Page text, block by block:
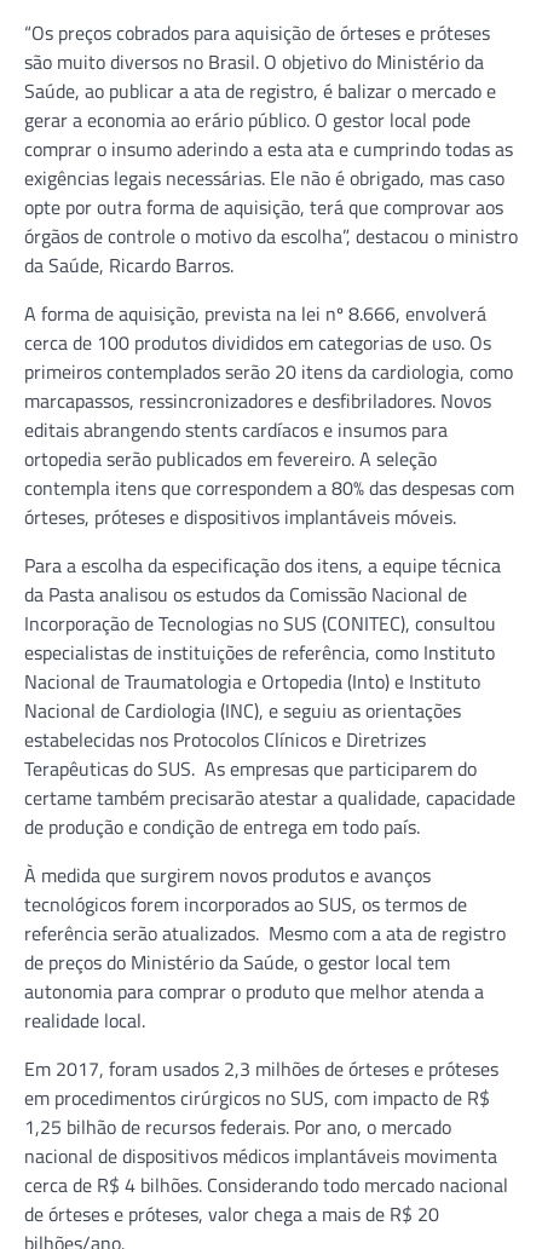
“Os preços cobrados para aquisição de órteses e próteses
são muito diversos no Brasil. O objetivo do Ministério da
Saúde, ao publicar a ata de registro, é balizar o mercado e
gerar a economia ao erário público. O gestor local pode
comprar o insumo aderindo a esta ata e cumprindo todas as
exigências legais necessárias. Ele não é obrigado, mas caso
opte por outra forma de aquisição, terá que comprovar aos
órgãos de controle o motivo da escolha”, destacou o ministro
da Saúde, Ricardo Barros.
A forma de aquisição, prevista na lei nº 8.666, envolverá
cerca de 100 produtos divididos em categorias de uso. Os
primeiros contemplados serão 20 itens da cardiologia, como
marcapassos, ressincronizadores e desfibriladores. Novos
editais abrangendo stents cardíacos e insumos para
ortopedia serão publicados em fevereiro. A seleção
contempla itens que correspondem a 80% das despesas com
órteses, próteses e dispositivos implantáveis móveis.
Para a escolha da especificação dos itens, a equipe técnica
da Pasta analisou os estudos da Comissão Nacional de
Incorporação de Tecnologias no SUS (CONITEC), consultou
especialistas de instituições de referência, como Instituto
Nacional de Traumatologia e Ortopedia (Into) e Instituto
Nacional de Cardiologia (INC), e seguiu as orientações
estabelecidas nos Protocolos Clínicos e Diretrizes
Terapêuticas do SUS. As empresas que participarem do
certame também precisarão atestar a qualidade, capacidade
de produção e condição de entrega em todo país.
À medida que surgirem novos produtos e avanços
tecnológicos forem incorporados ao SUS, os termos de
referência serão atualizados. Mesmo com a ata de registro
de preços do Ministério da Saúde, o gestor local tem
autonomia para comprar o produto que melhor atenda a
realidade local.
Em 2017, foram usados 2,3 milhões de órteses e próteses
em procedimentos cirúrgicos no SUS, com impacto de R$
1,25 bilhão de recursos federais. Por ano, o mercado
nacional de dispositivos médicos implantáveis movimenta
cerca de R$ 4 bilhões. Considerando todo mercado nacional
de órteses e próteses, valor chega a mais de R$ 20
bilhões/ano.